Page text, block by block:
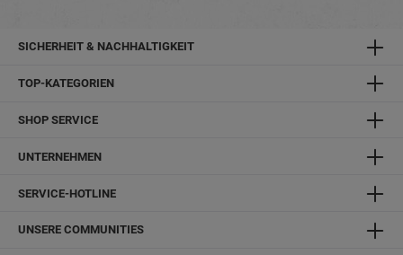
SICHERHEIT & NACHHALTIGKEIT
TOP-KATEGORIEN
SHOP SERVICE
UNTERNEHMEN
SERVICE-HOTLINE
UNSERE COMMUNITIES